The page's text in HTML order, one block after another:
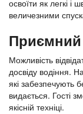
освоїти як легкі і
величезними
Можливість
досвіду водіння.
які забезпечують
видається. Гості
якісній техніці.